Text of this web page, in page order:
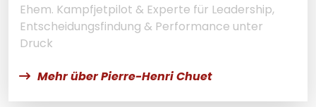
Ehem. Kampfjetpilot & Experte für Leadership,
Entscheidungsfindung & Performance unter
Druck
Mehr über Pierre-Henri Chuet